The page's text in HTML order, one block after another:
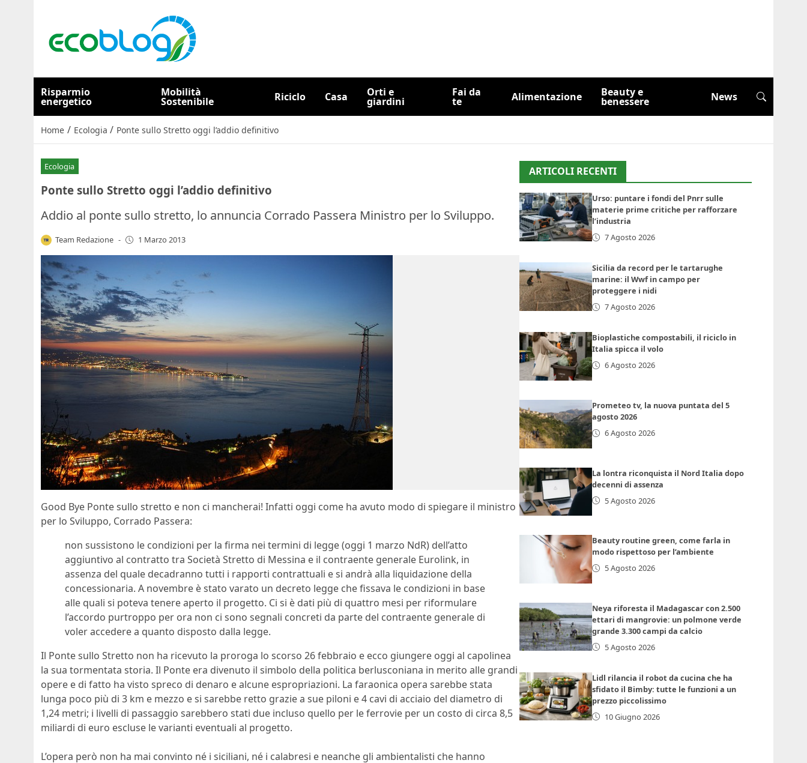
Risparmio
energetico
Mobilità
Sostenibile Riciclo Casa Orti e
giardini
Fai da
te Alimentazione Beauty e
benessere News
Home / Ecologia / Ponte sullo Stretto oggi l’addio definitivo
Ecologia
Ponte sullo Stretto oggi l’addio definitivo
Addio al ponte sullo stretto, lo annuncia Corrado Passera Ministro per lo Sviluppo.
Team Redazione - 1 Marzo 2013
Good Bye Ponte sullo stretto e non ci mancherai! Infatti oggi come ha avuto modo di spiegare il ministro
per lo Sviluppo, Corrado Passera:
non sussistono le condizioni per la firma nei termini di legge (oggi 1 marzo NdR) dell’atto
aggiuntivo al contratto tra Società Stretto di Messina e il contraente generale Eurolink, in
assenza del quale decadranno tutti i rapporti contrattuali e si andrà alla liquidazione della
concessionaria. A novembre è stato varato un decreto legge che fissava le condizioni in base
alle quali si poteva tenere aperto il progetto. Ci si è dati più di quattro mesi per riformulare
l’accordo purtroppo per ora non ci sono segnali concreti da parte del contraente generale di
voler accedere a quanto disposto dalla legge.
Il Ponte sullo Stretto non ha ricevuto la proroga lo scorso 26 febbraio e ecco giungere oggi al capolinea
la sua tormentata storia. Il Ponte era divenuto il simbolo della politica berlusconiana in merito alle grandi
opere e di fatto ha visto spreco di denaro e alcune espropriazioni. La faraonica opera sarebbe stata
lunga poco più di 3 km e mezzo e si sarebbe retto grazie a sue piloni e 4 cavi di acciaio del diametro di
1,24 metri; i livelli di passaggio sarebbero stati due incluso quello per le ferrovie per un costo di circa 8,5
miliardi di euro escluse le varianti eventuali al progetto.
L’opera però non ha mai convinto né i siciliani, né i calabresi e neanche gli ambientalisti che hanno
ARTICOLI RECENTI
Urso: puntare i fondi del Pnrr sulle
materie prime critiche per rafforzare
l’industria
7 Agosto 2026
Sicilia da record per le tartarughe
marine: il Wwf in campo per
proteggere i nidi
7 Agosto 2026
Bioplastiche compostabili, il riciclo in
Italia spicca il volo
6 Agosto 2026
Prometeo tv, la nuova puntata del 5
agosto 2026
6 Agosto 2026
La lontra riconquista il Nord Italia dopo
decenni di assenza
5 Agosto 2026
Beauty routine green, come farla in
modo rispettoso per l’ambiente
5 Agosto 2026
Neya riforesta il Madagascar con 2.500
ettari di mangrovie: un polmone verde
grande 3.300 campi da calcio
5 Agosto 2026
Lidl rilancia il robot da cucina che ha
sfidato il Bimby: tutte le funzioni a un
prezzo piccolissimo
10 Giugno 2026